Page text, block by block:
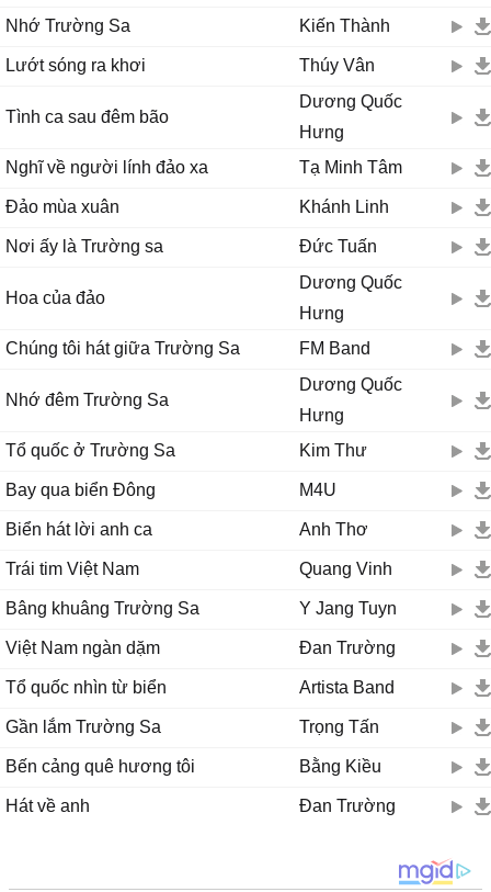
Nhớ Trường Sa Kiến Thành
Lướt sóng ra khơi Thúy Vân
Tình ca sau đêm bão
Dương Quốc
Hưng
Nghĩ về người lính đảo xa
Tạ Minh Tâm
Đảo mùa xuân Khánh Linh
Nơi ấy là Trường sa Đức Tuấn
Hoa của đảo
Dương Quốc
Hưng
Chúng tôi hát giữa Trường Sa
FM Band
Nhớ đêm Trường Sa
Dương Quốc
Hưng
Tổ quốc ở Trường Sa
Kim Thư
Bay qua biển Đông M4U
Biển hát lời anh ca Anh Thơ
Trái tim Việt Nam Quang Vinh
Bâng khuâng Trường Sa Y Jang Tuyn
Việt Nam ngàn dặm Đan Trường
Tổ quốc nhìn từ biển Artista Band
Gần lắm Trường Sa Trọng Tấn
Bến cảng quê hương tôi Bằng Kiều
Hát về anh Đan Trường